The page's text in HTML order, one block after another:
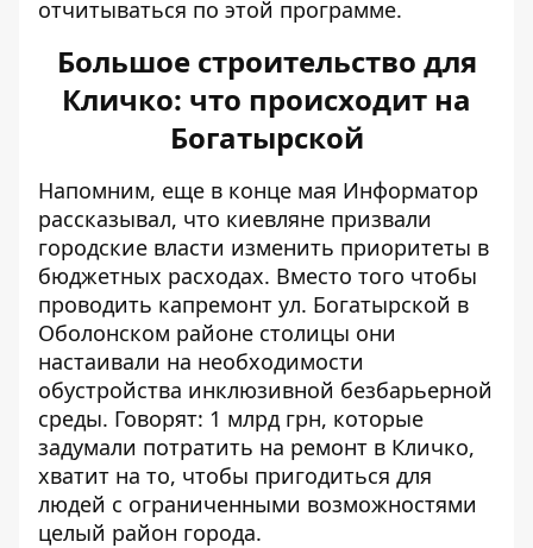
отчитываться по этой программе.
Большое строительство для
Кличко: что происходит на
Богатырской
Напомним, еще в конце мая Информатор
рассказывал, что киевляне призвали
городские власти изменить приоритеты в
бюджетных расходах. Вместо того чтобы
проводить капремонт ул. Богатырской в ​​
Оболонском районе столицы они
настаивали на необходимости
обустройства инклюзивной безбарьерной
среды. Говорят: 1 млрд грн, которые
задумали потратить на ремонт в Кличко,
хватит на то, чтобы пригодиться для
людей с ограниченными возможностями
целый район города.